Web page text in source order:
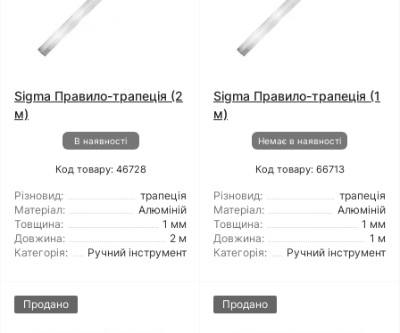
Sigma Правило-трапеція (2
м)
В наявності
Код товару: 46728
Різновид:
трапеція
Матеріал:
Алюміній
Товщина:
1 мм
Довжина:
2 м
Категорія:
Ручний інструмент
Sigma Правило-трапеція (1
м)
Немає в наявності
Код товару: 66713
Різновид:
трапеція
Матеріал:
Алюміній
Товщина:
1 мм
Довжина:
1 м
Категорія:
Ручний інструмент
Продано Продано